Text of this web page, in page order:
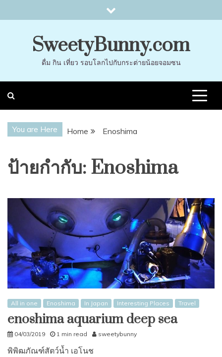
to
SweetyBunny.com
ดื่ม กิน เที่ยว รอบโลกไปกับกระต่ายน้อยจอมซน
You are Here Home Enoshima
ป้ายกำกับ: Enoshima
All in one Enoshima In Japan Interesting Places Travel
enoshima aquarium deep sea
04/03/2019 1 min read sweetybunny
พิพิฒภัณฑ์สัตว์นํ้า เอโนช